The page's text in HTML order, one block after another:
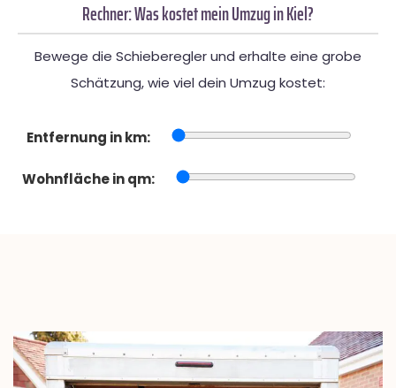
Rechner: Was kostet mein Umzug in Kiel?
Bewege die Schieberegler und erhalte eine grobe
Schätzung, wie viel dein Umzug kostet:
Entfernung in km:
Wohnfläche in qm: